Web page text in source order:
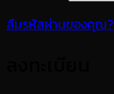
ลืมรหัสผ่านของคุณ?